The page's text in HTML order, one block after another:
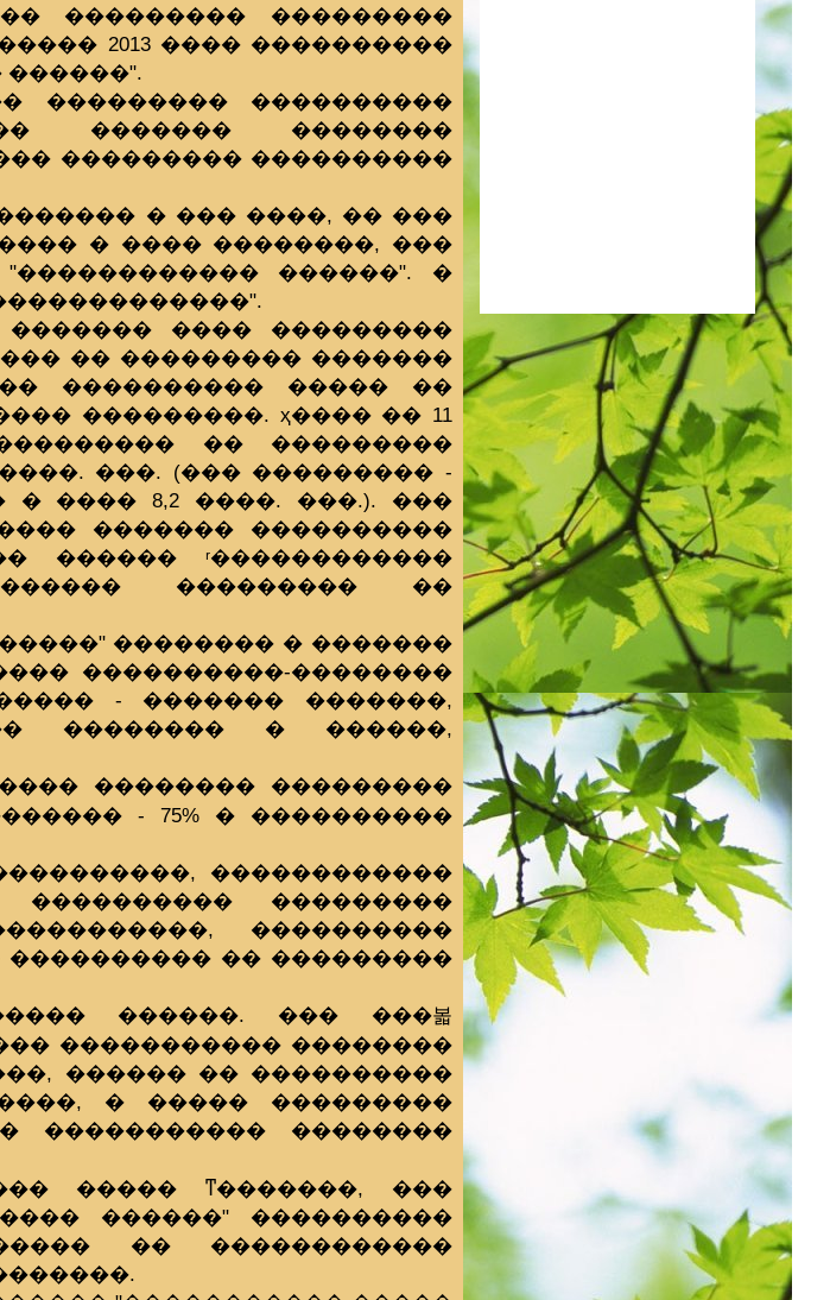
��������� ���������
2013 ���� ����������
������".
��������� ����������
������� ��������
��������� ����������
� ��� ����, �� ���
� ���� ��������, ���
������". �
���� ���������
�� ��������� �������
���������� ����� ��
���������. ҳ���� �� 11
�� ���������
���. (��� ��������� -
� ���� 8,2 ����. ���.). ���
������� ����������
������ ʳ������������
��������� ��
�������� � �������
����������-��������
- ������� �������,
�������� � ������,
�������� ���������
- 75% � ����������
������������
���������
����������
���������� �� ���������
������. ��� ���볿
����������� ��������
������ �� ����������
� ����� ���������
����������� ��������
����� ͳ�������, ���
������" ����������
�� ������������